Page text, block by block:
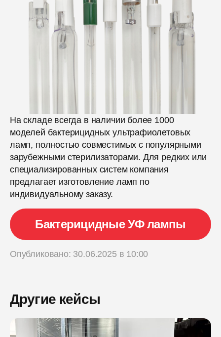
На складе всегда в наличии более 1000
моделей бактерицидных ультрафиолетовых
ламп, полностью совместимых с популярными
зарубежными стерилизаторами. Для редких или
специализированных систем компания
предлагает изготовление ламп по
индивидуальному заказу.
Бактерицидные УФ лампы
Опубликовано: 30.06.2025 в 10:00
Другие кейсы